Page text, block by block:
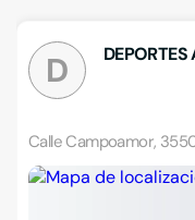
D
Calle Campoamor,